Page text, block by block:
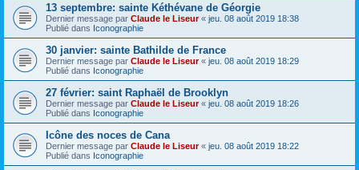
13 septembre: sainte Kéthévane de Géorgie
Dernier message par Claude le Liseur« jeu. 08 août 2019 18:38
Publié dans Iconographie
30 janvier: sainte Bathilde de France
Dernier message par Claude le Liseur« jeu. 08 août 2019 18:29
Publié dans Iconographie
27 février: saint Raphaël de Brooklyn
Dernier message par Claude le Liseur« jeu. 08 août 2019 18:26
Publié dans Iconographie
Icône des noces de Cana
Dernier message par Claude le Liseur« jeu. 08 août 2019 18:22
Publié dans Iconographie